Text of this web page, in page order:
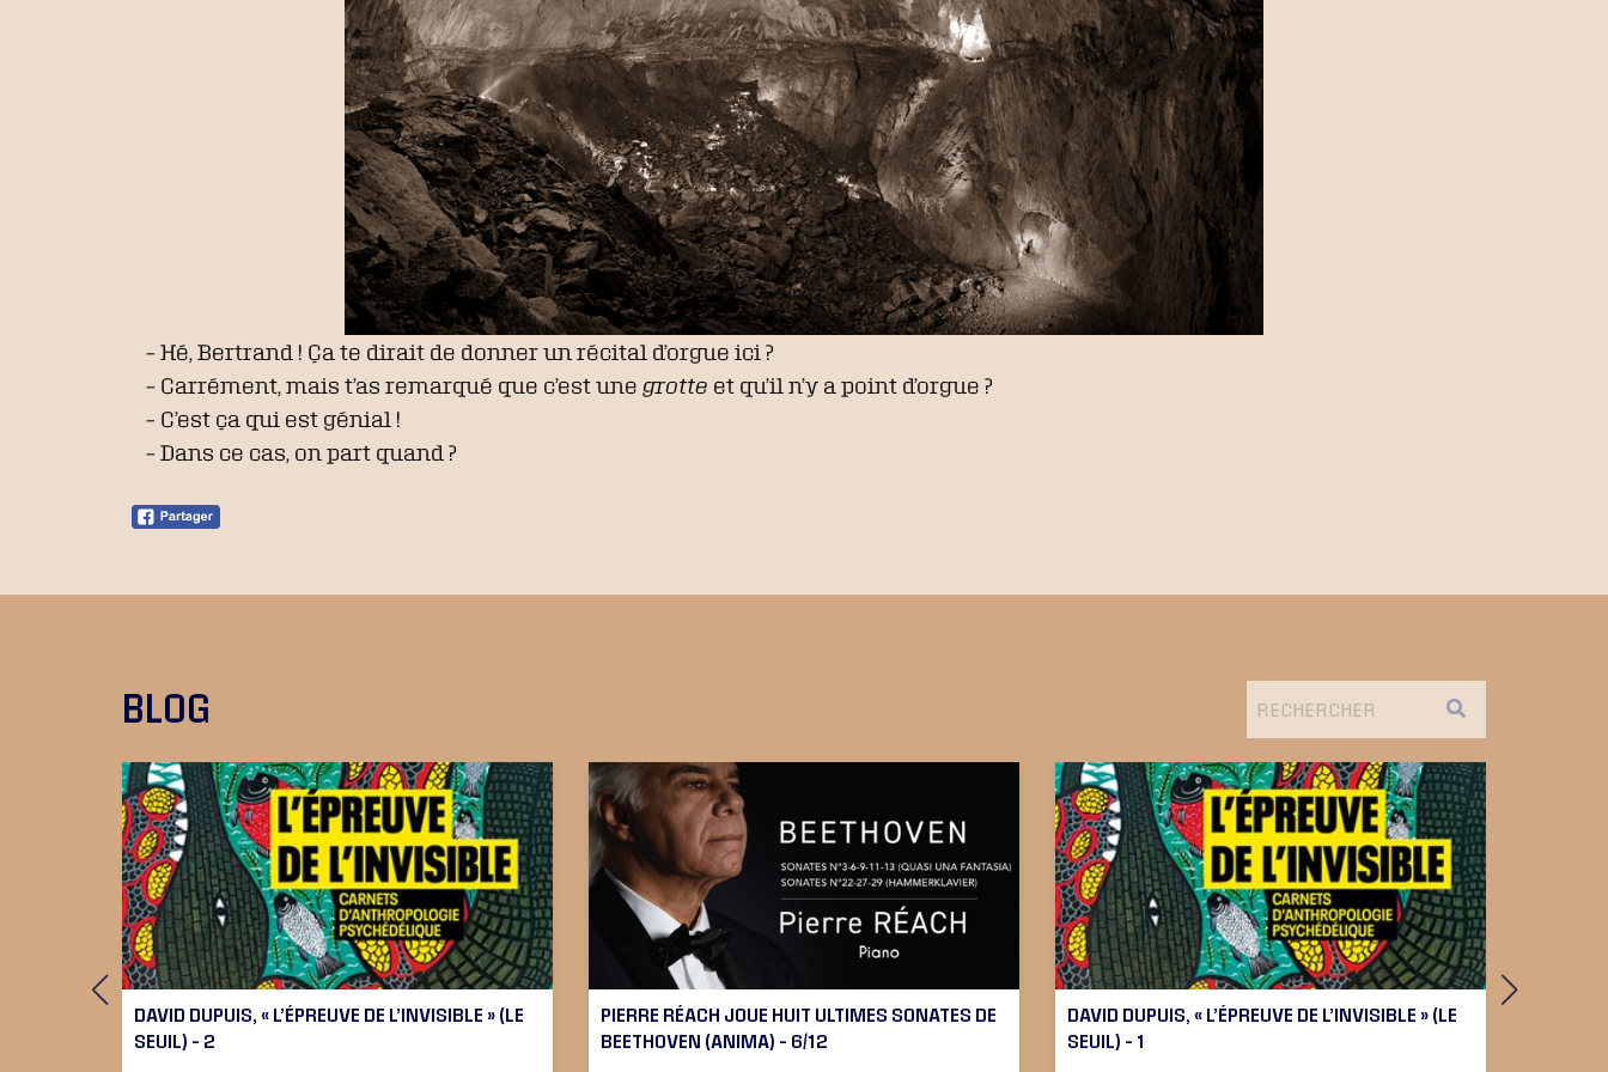
– Hé, Bertrand ! Ça te dirait de donner un récital d’orgue ici ?
– Carrément, mais t’as remarqué que c’est une grotte et qu’il n’y a point d’orgue ?
– C’est ça qui est génial !
– Dans ce cas, on part quand ?
BLOG
DAVID DUPUIS, « L’ÉPREUVE DE L’INVISIBLE » (LE
SEUIL) – 2
PIERRE RÉACH JOUE HUIT ULTIMES SONATES DE
BEETHOVEN (ANIMA) – 6/12
DAVID DUPUIS, « L’ÉPREUVE DE L’INVISIBLE » (LE
SEUIL) – 1